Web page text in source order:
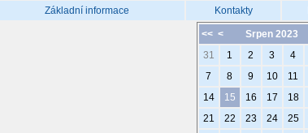
Základní informace Kontakty
<< <
Srpen 2023
31
1 2 3 4
7
8 9 10 11
14
15 16 17 18
21
22 23 24 25